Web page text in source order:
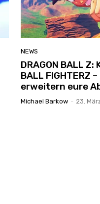
NEWS
DRAGON BALL Z:
BALL FIGHTERZ
erweitern eure
Michael Barkow - 23.